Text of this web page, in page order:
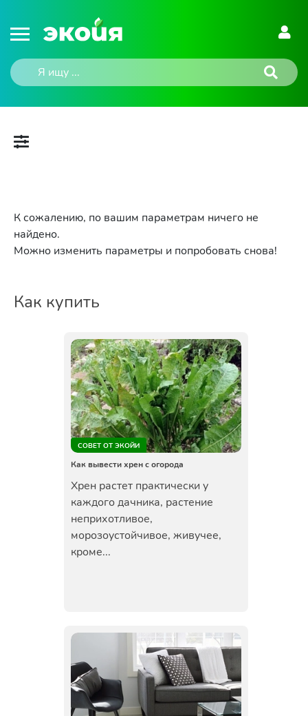
К сожалению, по вашим параметрам ничего не
найдено.
Можно изменить параметры и попробовать снова!
Как купить
СОВЕТ ОТ ЭКОЙИ
Как вывести хрен с огорода
Хрен растет практически у
каждого дачника, растение
неприхотливое,
морозоустойчивое, живучее,
кроме...